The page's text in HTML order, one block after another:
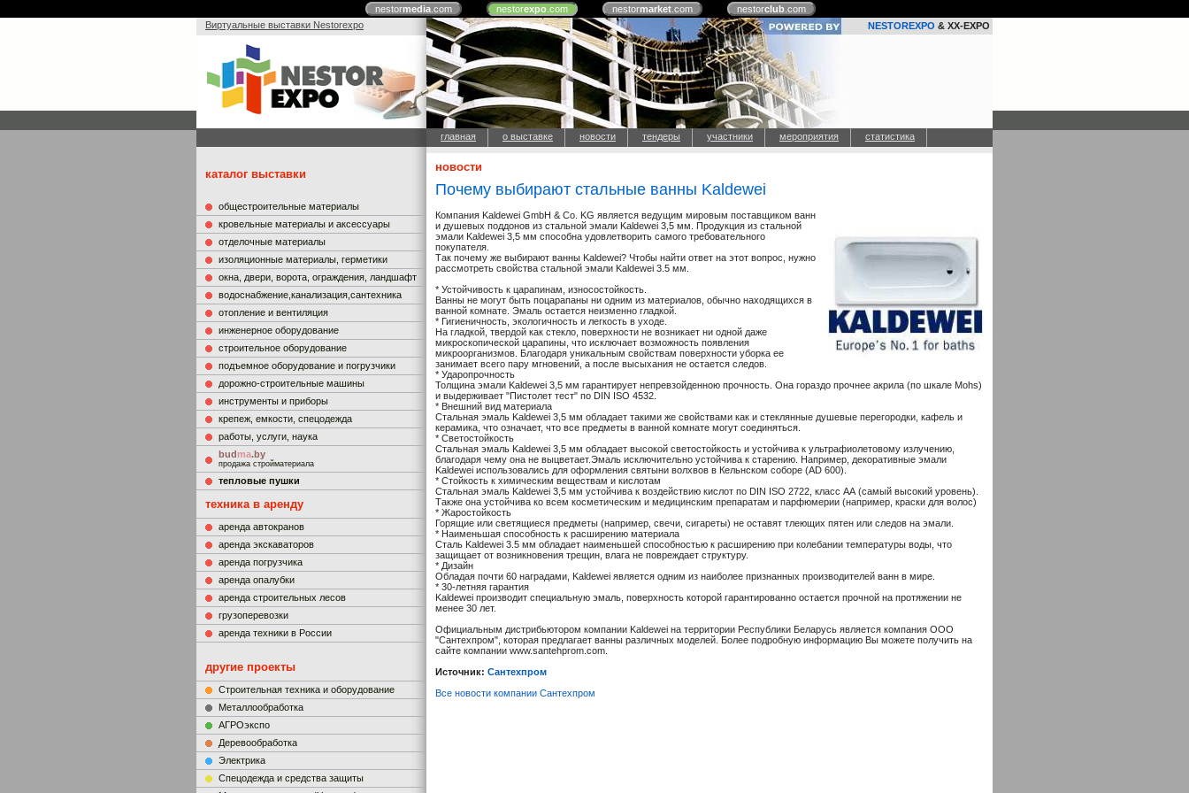
nestormedia.com nestorexpo.com nestormarket.com nestorclub.com
Виртуальные выставки Nestorexpo
NESTOREXPO & XX-EXPO
главная о выставке новости тендеры участники мероприятия статистика
каталог выставки
общестроительные материалы
кровельные материалы и аксессуары
отделочные материалы
изоляционные материалы, герметики
окна, двери, ворота, ограждения, ландшафт
водоснабжение,канализация,сантехника
отопление и вентиляция
инженерное оборудование
строительное оборудование
подъемное оборудование и погрузчики
дорожно-строительные машины
инструменты и приборы
крепеж, емкости, спецодежда
работы, услуги, наука
budma.by
продажа стройматериала
тепловые пушки
техника в аренду
аренда автокранов
аренда экскаваторов
аренда погрузчика
аренда опалубки
аренда строительных лесов
грузоперевозки
аренда техники в России
другие проекты
Строительная техника и оборудование
Металлообработка
АГРОэкспо
Деревообработка
Электрика
Cпецодежда и средства защиты
новости
Почему выбирают стальные ванны Kaldewei
Компания Kaldewei GmbH & Co. KG является ведущим мировым поставщиком ванн
и душевых поддонов из стальной эмали Kaldewei 3,5 мм. Продукция из стальной
эмали Kaldewei 3,5 мм способна удовлетворить самого требовательного
покупателя.
Так почему же выбирают ванны Kaldewei? Чтобы найти ответ на этот вопрос, нужно
рассмотреть свойства стальной эмали Kaldewei 3.5 мм.
* Устойчивость к царапинам, износостойкость.
Ванны не могут быть поцарапаны ни одним из материалов, обычно находящихся в
ванной комнате. Эмаль остается неизменно гладкой.
* Гигиеничность, экологичность и легкость в уходе.
На гладкой, твердой как стекло, поверхности не возникает ни одной даже
микроскопической царапины, что исключает возможность появления
микроорганизмов. Благодаря уникальным свойствам поверхности уборка ее
занимает всего пару мгновений, а после высыхания не остается следов.
* Ударопрочность
Толщина эмали Kaldewei 3,5 мм гарантирует непревзойденною прочность. Она гораздо прочнее акрила (по шкале Mohs)
и выдерживает "Пистолет тест" по DIN ISO 4532.
* Внешний вид материала
Стальная эмаль Kaldewei 3,5 мм обладает такими же свойствами как и стеклянные душевые перегородки, кафель и
керамика, что означает, что все предметы в ванной комнате могут соединяться.
* Светостойкость
Стальная эмаль Kaldewei 3,5 мм обладает высокой светостойкость и устойчива к ультрафиолетовому излучению,
благодаря чему она не выцветает.Эмаль исключительно устойчива к старению. Например, декоративные эмали
Kaldewei использовались для оформления святыни волхвов в Кельнском соборе (AD 600).
* Стойкость к химическим веществам и кислотам
Стальная эмаль Kaldewei 3,5 мм устойчива к воздействию кислот по DIN ISO 2722, класс АА (самый высокий уровень).
Также она устойчива ко всем косметическим и медицинским препаратам и парфюмерии (например, краски для волос)
* Жаростойкость
Горящие или светящиеся предметы (например, свечи, сигареты) не оставят тлеющих пятен или следов на эмали.
* Наименьшая способность к расширению материала
Сталь Kaldewei 3.5 мм обладает наименьшей способностью к расширению при колебании температуры воды, что
защищает от возникновения трещин, влага не повреждает структуру.
* Дизайн
Обладая почти 60 наградами, Kaldewei является одним из наиболее признанных производителей ванн в мире.
* 30-летняя гарантия
Kaldewei производит специальную эмаль, поверхность которой гарантированно остается прочной на протяжении не
менее 30 лет.
Официальным дистрибьютором компании Kaldewei на территории Республики Беларусь является компания ООО
"Сантехпром", которая предлагает ванны различных моделей. Более подробную информацию Вы можете получить на
сайте компании www.santehprom.com.
Источник: Сантехпром
Все новости компании Сантехпром